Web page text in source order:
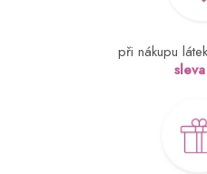
při nákupu